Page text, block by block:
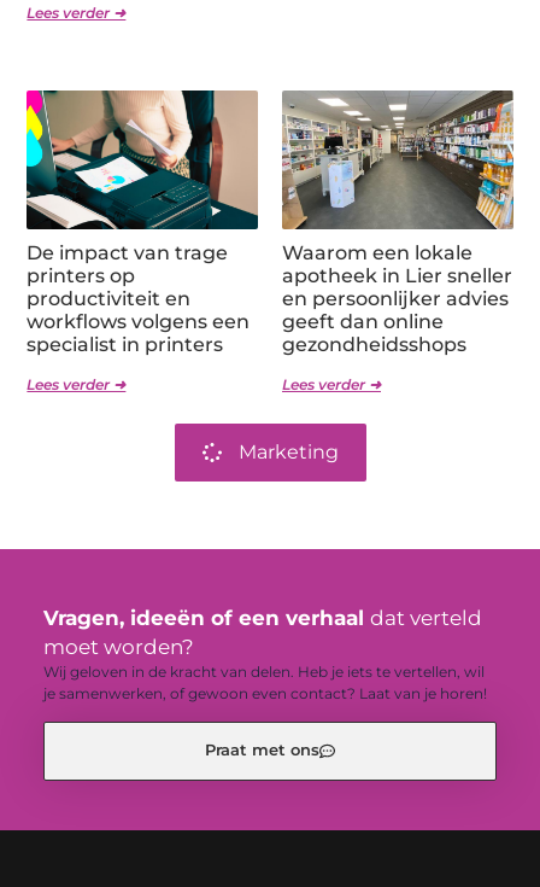
Lees verder ➜
De impact van trage
printers op
productiviteit en
workflows volgens een
specialist in printers
Lees verder ➜
Waarom een lokale
apotheek in Lier sneller
en persoonlijker advies
geeft dan online
gezondheidsshops
Lees verder ➜
Marketing
Vragen, ideeën of een verhaal dat verteld
moet worden?
Wij geloven in de kracht van delen. Heb je iets te vertellen, wil
je samenwerken, of gewoon even contact? Laat van je horen!
Praat met ons